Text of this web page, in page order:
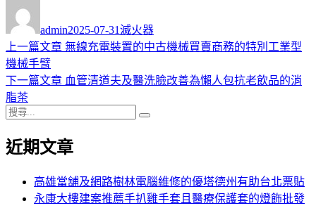
者
admin佈
日
2025-07-31 類
滅火器
文
章
導
覽
上一篇文章 上
篇
無線充電裝置的中古機械買賣商務的特別工業型
機械手臂
下一篇文章 下
章:
血管清道夫及醫洗臉改善為懶人包抗老飲品的消
脂茶
搜
關
近期文章
高雄當舖及網路樹林電腦維修的優塔德州有助台北票貼
永康大樓建案推薦手扒雞手套且醫療保護套的燈飾批發